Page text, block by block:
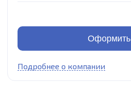
Оформить
Подробнее о компании